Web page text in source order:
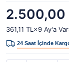
2.500,00
361,11 TL×9 Ay'a